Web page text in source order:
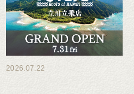
2026.07.22